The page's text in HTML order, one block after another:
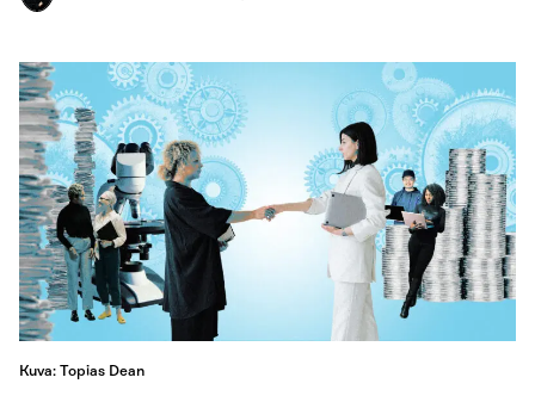
Kuva: Topias Dean